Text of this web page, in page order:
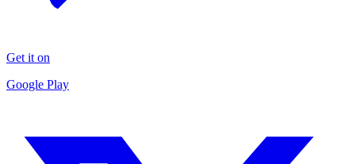
Get it on
Google Play